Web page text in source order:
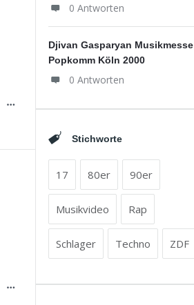
0 Antworten
Djivan Gasparyan Musikmesse
Popkomm Köln 2000
0 Antworten
Stichworte
17 80er 90er
Musikvideo Rap
Schlager Techno ZDF